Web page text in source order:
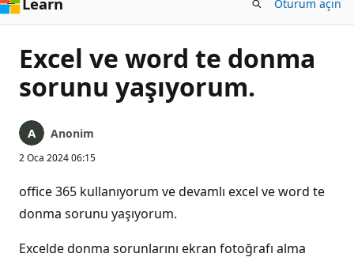
Oturum açın
Excel ve word te donma
sorunu yaşıyorum.
Anonim
2 Oca 2024 06:15
office 365 kullanıyorum ve devamlı excel ve word te
donma sorunu yaşıyorum.
Excelde donma sorunlarını ekran fotoğrafı alma